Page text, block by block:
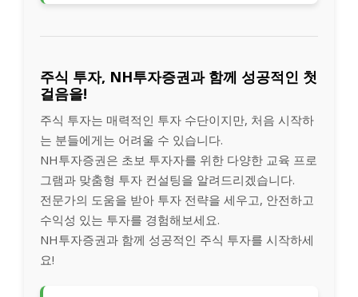
주식 투자, NH투자증권과 함께 성공적인 첫
걸음을!
주식 투자는 매력적인 투자 수단이지만, 처음 시작하
는 분들에게는 어려울 수 있습니다.
NH투자증권은 초보 투자자를 위한 다양한 교육 프로
그램과 맞춤형 투자 컨설팅을 알려드리겠습니다.
전문가의 도움을 받아 투자 전략을 세우고, 안전하고
수익성 있는 투자를 경험해보세요.
NH투자증권과 함께 성공적인 주식 투자를 시작하세
요!